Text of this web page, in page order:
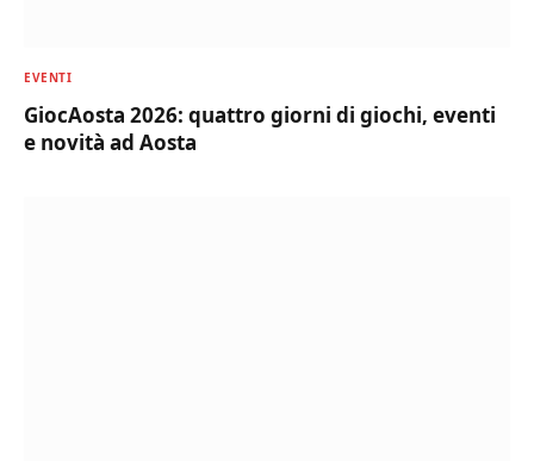
EVENTI
GiocAosta 2026: quattro giorni di giochi, eventi
e novità ad Aosta